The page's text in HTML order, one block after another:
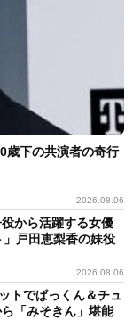
下の共演者の奇行
2026.08.06
から活躍する女優
戸田恵梨香の妹役
2026.08.06
トでぱっくん＆チュ
「みそきん」堪能